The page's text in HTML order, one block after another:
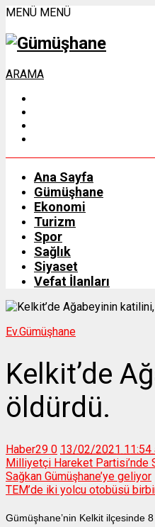
MENÜ MENÜ
ARAMA
Ana Sayfa
Gümüşhane
Ekonomi
Turizm
Spor
Sağlık
Siyaset
Vefat İlanları
Ev.Gümüşhane
Kelkit’de
öldürdü.
Haber29 0 13/02/2021 11:54
Milliyetçi Hareket Partisi’nde
Sağkan Gümüşhane’ye geliyor
TEM’de iki yolcu otobüsü
Gümüşhane’nin Kelkit ilçesinde